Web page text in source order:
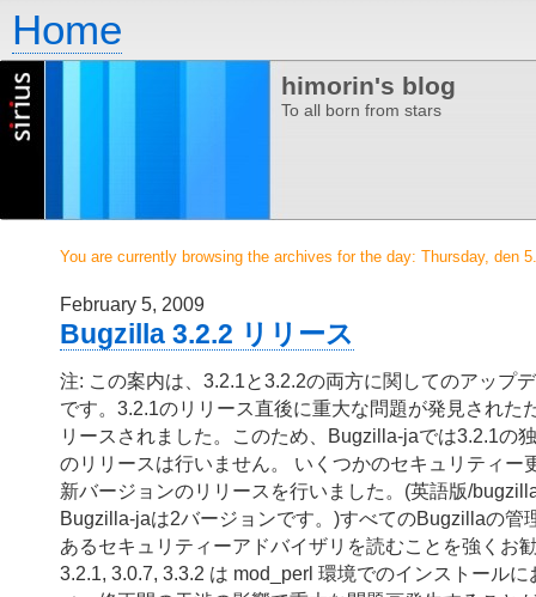
Home
himorin's blog
To all born from stars
You are currently browsing the archives for the day: Thursday, den
February 5, 2009
Bugzilla 3.2.2 リリース
注: この案内は、3.2.1と3.2.2の両方に関してのアップ
です。3.2.1のリリース直後に重大な問題が発見された
リースされました。このため、Bugzilla-jaでは3.2.1の
のリリースは行いません。 いくつかのセキュリティー
新バージョンのリリースを行いました。(英語版/
Bugzilla-jaは2バージョンです。)すべてのBugzillaの管
あるセキュリティーアドバイザリを読むことを強くお
3.2.1, 3.0.7, 3.3.2 は mod_perl 環境でのインストール